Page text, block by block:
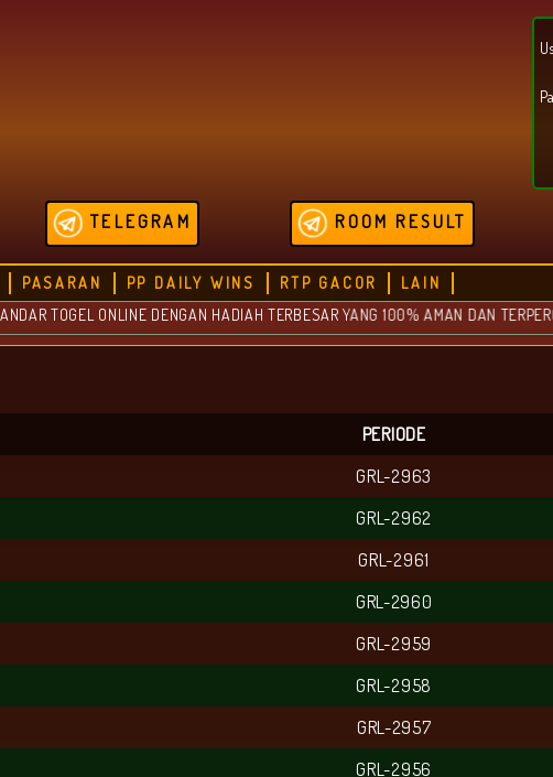
TELEGRAM ROOM RESULT
PASARAN PP DAILY WINS RTP GACOR
LAIN
TOGEL ONLINE DENGAN HADIAH TERBESAR YANG 100% AMAN DAN
PERIODE
GRL-2963
GRL-2962
GRL-2961
GRL-2960
GRL-2959
GRL-2958
GRL-2957
GRL-2956